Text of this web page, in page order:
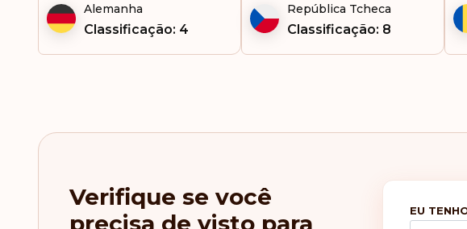
Grécia
Groenlândia
Holanda
Alemanha
Classificação: 4
República Tcheca
Classificação: 8
Verifique se você
precisa de visto para
EU